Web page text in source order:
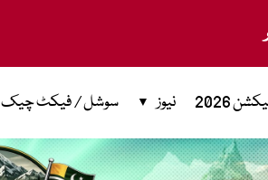
2026 نیوز سوشل / فیکٹ چیک